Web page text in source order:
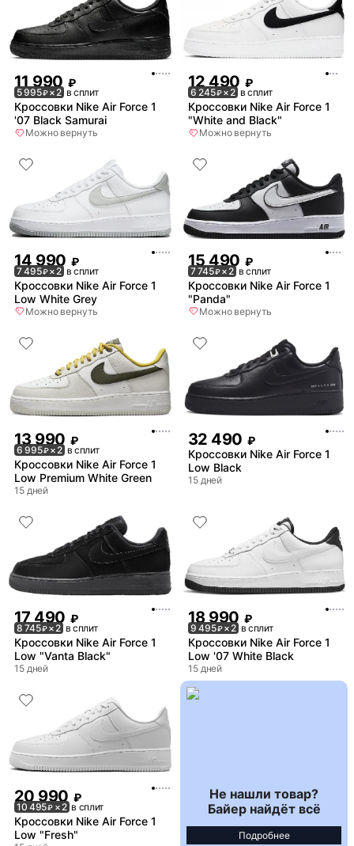
11 990 ₽
5 995₽× 2 в сплит
Кроссовки Nike Air Force 1
'07 Black Samurai
Можно вернуть
12 490 ₽
6 245₽× 2 в сплит
Кроссовки Nike Air Force 1
"White and Black"
Можно вернуть
14 990 ₽
7 495₽× 2 в сплит
Кроссовки Nike Air Force 1
Low White Grey
Можно вернуть
15 490 ₽
7 745₽× 2 в сплит
Кроссовки Nike Air Force 1
"Panda"
Можно вернуть
13 990 ₽
6 995₽× 2 в сплит
Кроссовки Nike Air Force 1
Low Premium White Green
15 дней
32 490 ₽
Кроссовки Nike Air Force 1
Low Black
15 дней
17 490 ₽
8 745₽× 2 в сплит
Кроссовки Nike Air Force 1
Low "Vanta Black"
15 дней
18 990 ₽
9 495₽× 2 в сплит
Кроссовки Nike Air Force 1
Low '07 White Black
15 дней
20 990 ₽
10 495₽ × 2 в сплит
Кроссовки Nike Air Force 1
Low "Fresh"
Не нашли товар?
Байер найдёт всё
Подробнее